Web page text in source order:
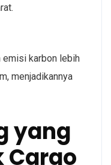
emisi karbon lebih
menjadikannya
yang
Cargo